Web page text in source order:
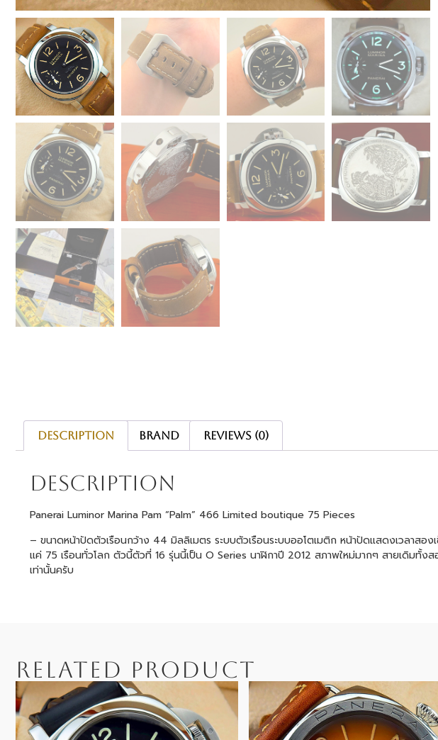
Description Brand Reviews (0)
Description
Panerai Luminor Marina Pam “Palm” 466 Limited boutique 75 Pieces
– ขนาดหน้าปัดตัวเรือนกว้าง 44 มิลลิเมตร ระบบตัวเรือนระบบออโตเมติก หน้าปัดแสดงเวลาส
แค่ 75 เรือนทั่วโลก ตัวนี้ตัวที่ 16 รุ่นนี้เป็น O Series นาฬิกาปี 2012 สภาพใหม่มากๆ สายเดิมทั้ง
เท่านั้นครับ
RELATED PRODUCT